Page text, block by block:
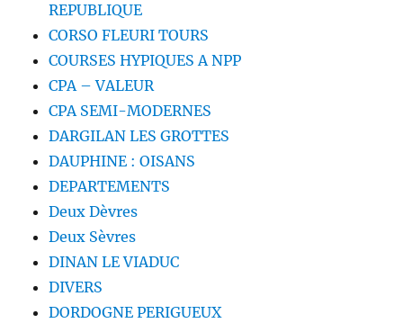
REPUBLIQUE
CORSO FLEURI TOURS
COURSES HYPIQUES A NPP
CPA – VALEUR
CPA SEMI-MODERNES
DARGILAN LES GROTTES
DAUPHINE : OISANS
DEPARTEMENTS
Deux Dèvres
Deux Sèvres
DINAN LE VIADUC
DIVERS
DORDOGNE PERIGUEUX